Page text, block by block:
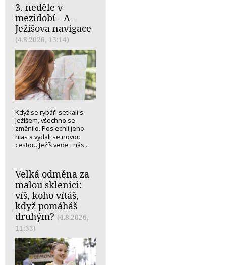
3. neděle v
mezidobí - A -
Ježíšova navigace
(4.8.2026, 13:14)
Když se rybáři setkali s
Ježíšem, všechno se
změnilo. Poslechli jeho
hlas a vydali se novou
cestou. Ježíš vede i nás...
Velká odměna za
malou sklenici:
víš, koho vítáš,
když pomáháš
druhým? (4.8.2026,
11:33)